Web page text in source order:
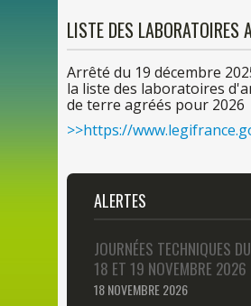
LISTE DES LABORATOIRES
Arrêté du 19 décembre 202
la liste des laboratoires
de terre agréés pour 2026
>>https://
ALERTES
JOURNÉES TECHNIQUES DU
18 ET 19 NOVEMBRE 2026
18NOVEMBRE 2026